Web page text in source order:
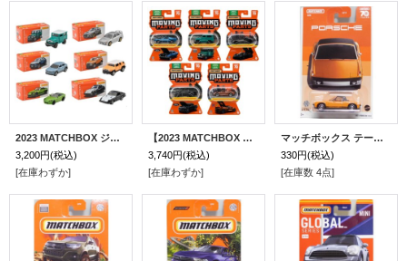
2023 MATCHBOX ジャパンシリーズ Cアソート 6種セット】トヨタ ランドクルーザー FJ40/1994 三菱 ランサーエボリューション IV/マツダ MX-30/トヨタ FJクルーザー/2004 ホンダ S2000/ダットサン 280 ZX
3,200円(税込)
[在庫わずか]
【2023 MATCHBOX MOVING PARTS "B"アソート 8個入り】
3,740円(税込)
[在庫わずか]
マッチボックス テーマ アソート "PORSCHE" 【1971 PORSCHE 914】ORANGE
330円(税込)
[在庫数 4点]